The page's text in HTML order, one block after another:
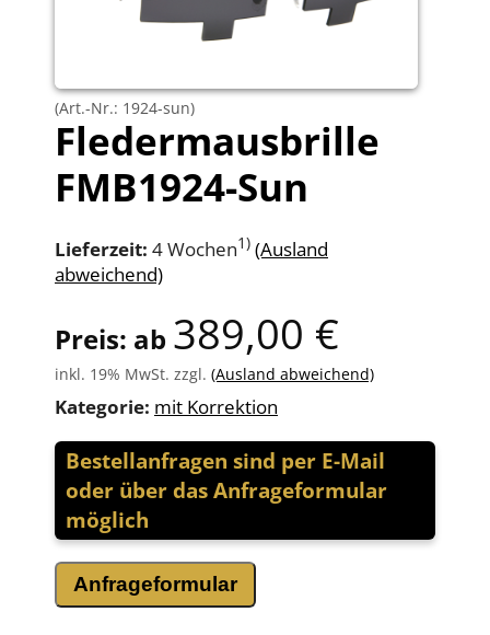
(Art.-Nr.: 1924-sun)
Fledermausbrille
FMB1924-Sun
Lieferzeit: 4 Wochen1) (Ausland
abweichend)
Preis: ab 389,00 €
inkl. 19% MwSt. zzgl. (Ausland abweichend)
Kategorie: mit Korrektion
Bestellanfragen sind per E-Mail
oder über das Anfrageformular
möglich
Anfrageformular